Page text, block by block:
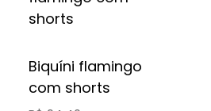
Biquíni flamingo
com shorts
tem
variantes.
As
opções